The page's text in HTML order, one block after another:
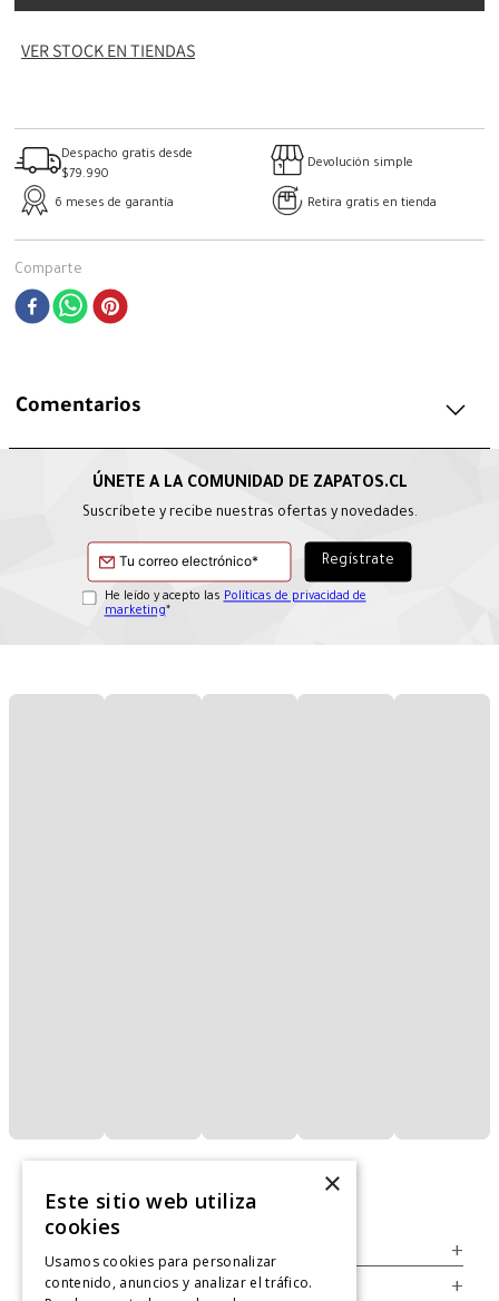
VER STOCK EN TIENDAS
Despacho gratis desde
$79.990
Devolución simple
6 meses de garantía Retira gratis en tienda
Comparte
Comentarios
Suscríbete y recibe nuestras ofertas y novedades.
He leído y acepto las Políticas de privacidad de
marketing*
+
Legal +
×
Este sitio web utiliza
cookies
Usamos cookies para personalizar
contenido, anuncios y analizar el tráfico.